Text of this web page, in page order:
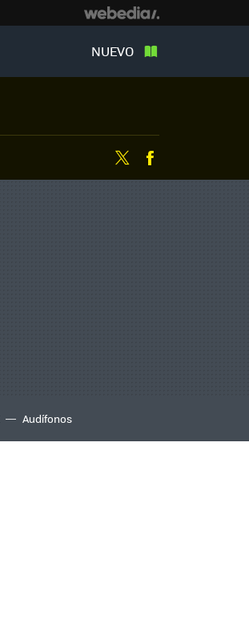
NUEVO
Twitter
Audífonos